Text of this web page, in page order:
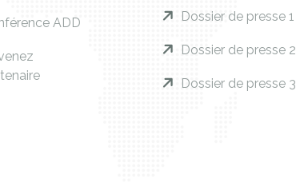
ADD Dossier de presse 1
Dossier de presse 2
Dossier de presse 3